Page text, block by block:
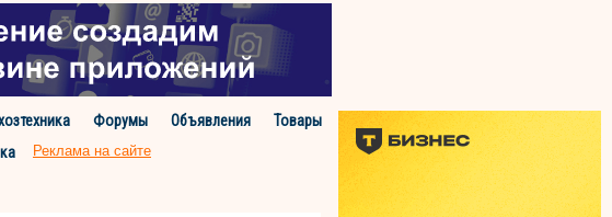
Форумы Объявления
Товары
Реклама на сайте